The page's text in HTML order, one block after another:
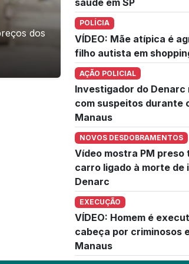
dos
saúde em SP
POLÍCIA
VÍDEO: Mãe atípica é
filho autista em
AÇÃO POLICIAL
Investigador do
com suspeitos durante
Manaus
NOVOS DESDOBRAMENTOS
Vídeo mostra PM
carro ligado à morte de
Denarc
EXECUÇÃO
VÍDEO: Homem é
cabeça por criminosos
Manaus